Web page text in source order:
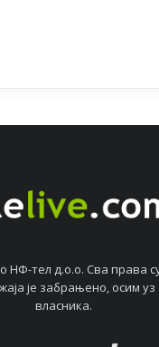
НФ-тeл д.о.о. Сва права
јe забрањeно, осим
власника.